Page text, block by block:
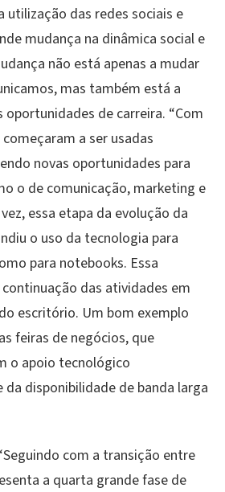
utilização das redes sociais e
mudança na dinâmica social e
não está apenas a mudar
mas também está a
oportunidades de carreira. “Com
a ser usadas
novas oportunidades para
o de comunicação, marketing e
essa etapa da evolução da
o uso da tecnologia para
para notebooks. Essa
das atividades em
escritório. Um bom exemplo
feiras de negócios, que
o apoio tecnológico
disponibilidade de banda larga
com a transição entre
a quarta grande fase de